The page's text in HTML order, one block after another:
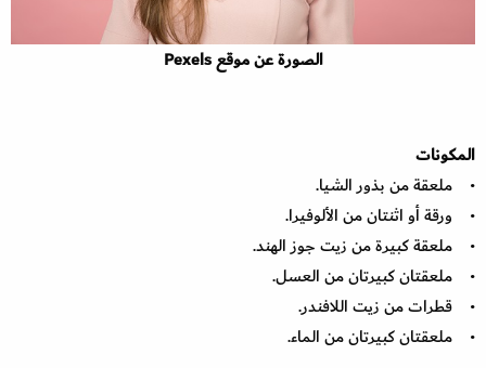
الصورة عن موقع Pexels
المكونات
• ملعقة من بذور الشيا.
• ورقة أو اثنتان من الألوفيرا.
• ملعقة كبيرة من زيت جوز الهند.
• ملعقتان كبيرتان من العسل.
• قطرات من زيت اللافندر.
• ملعقتان كبيرتان من الماء.